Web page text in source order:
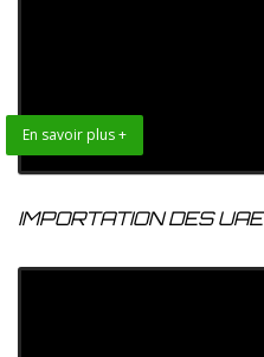
En savoir plus +
IMPORTATION DES UAE